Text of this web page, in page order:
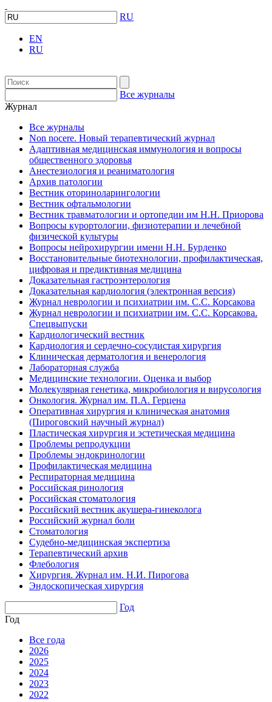
RU
EN
RU
Все журналы
Журнал
Все журналы
Non nocere. Новый терапевтический журнал
Адаптивная медицинская иммунология и вопросы
общественного здоровья
Анестезиология и реаниматология
Архив патологии
Вестник оториноларингологии
Вестник офтальмологии
Вестник травматологии и ортопедии им Н.Н. Приорова
Вопросы курортологии, физиотерапии и лечебной
физической культуры
Вопросы нейрохирургии имени Н.Н. Бурденко
Восстановительные биотехнологии, профилактическая,
цифровая и предиктивная медицина
Доказательная гастроэнтерология
Доказательная кардиология (электронная версия)
Журнал неврологии и психиатрии им. С.С. Корсакова
Журнал неврологии и психиатрии им. С.С. Корсакова.
Спецвыпуски
Кардиологический вестник
Кардиология и сердечно-сосудистая хирургия
Клиническая дерматология и венерология
Лабораторная служба
Медицинские технологии. Оценка и выбор
Молекулярная генетика, микробиология и вирусология
Онкология. Журнал им. П.А. Герцена
Оперативная хирургия и клиническая анатомия
(Пироговский научный журнал)
Пластическая хирургия и эстетическая медицина
Проблемы репродукции
Проблемы эндокринологии
Профилактическая медицина
Респираторная медицина
Российская ринология
Российская стоматология
Российский вестник акушера-гинеколога
Российский журнал боли
Стоматология
Судебно-медицинская экспертиза
Терапевтический архив
Флебология
Хирургия. Журнал им. Н.И. Пирогова
Эндоскопическая хирургия
Год
Год
Все года
2026
2025
2024
2023
2022